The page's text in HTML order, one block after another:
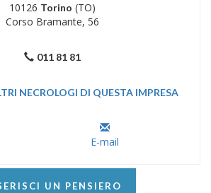
10126 Torino (TO)
Corso Bramante, 56
011 81 81
NECROLOGI DI QUESTA IMPRESA
E-mail
UN PENSIERO